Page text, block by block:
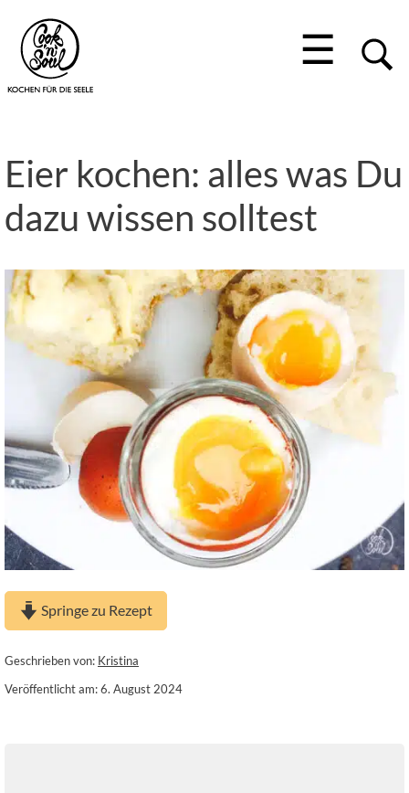
☰
Eier kochen: alles was Du
dazu wissen solltest
Springe zu Rezept
Geschrieben von: Kristina
Veröffentlicht am: 6. August 2024